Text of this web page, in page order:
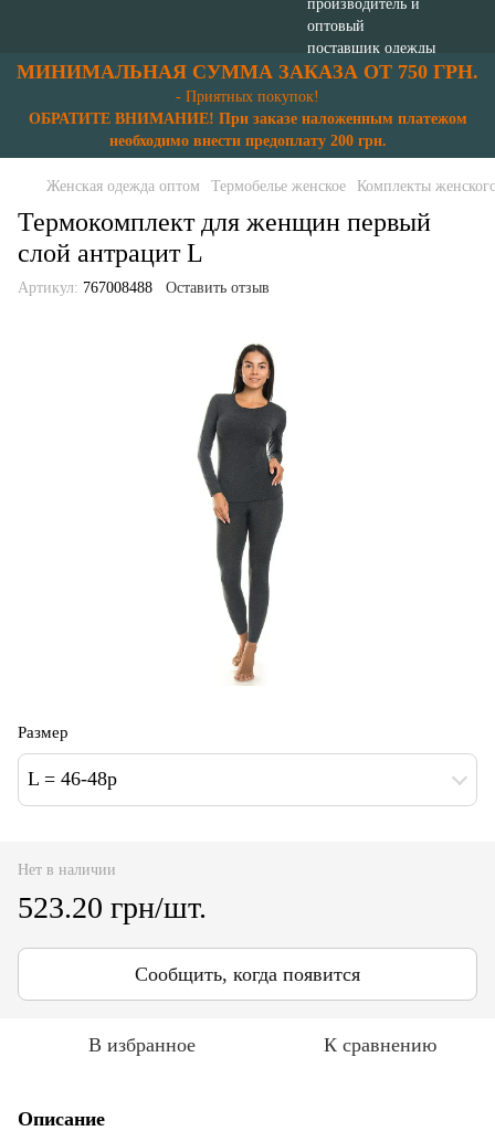
МИНИМАЛЬНАЯ СУММА ЗАКАЗА ОТ 750 ГРН.
- Приятных покупок!
ОБРАТИТЕ ВНИМАНИЕ! При заказе наложенным платежом
необходимо внести предоплату 200 грн.
Женская одежда оптом Термобелье женское Комплекты
Термокомплект для женщин первый
слой антрацит L
Артикул: 767008488 Оставить отзыв
Размер
L = 46-48p
Нет в наличии
523.20 грн/шт.
Сообщить, когда появится
В избранное К сравнению
Описание